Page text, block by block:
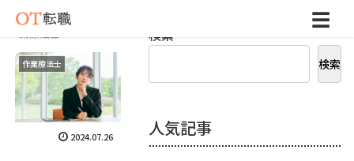
☰
ホーム
業療法士
作業療法士
2024.07.26
検索
検索
人気記事